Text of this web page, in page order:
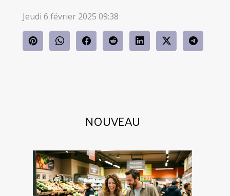
NOUVEAU
Jeudi 6 février 2025 09:38